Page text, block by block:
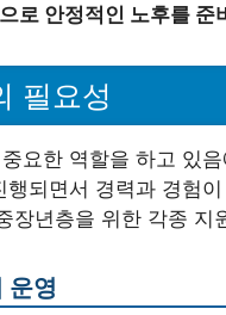
로 안정적인 노후를 준
필요성
요한 역할을 하고 있
행되면서 경력과 경험
장년층을 위한 각종
운영